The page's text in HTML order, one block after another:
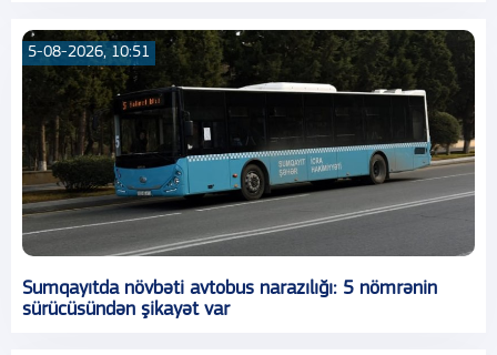
5-08-2026, 10:51
Sumqayıtda növbəti avtobus narazılığı: 5 nömrənin
sürücüsündən şikayət var